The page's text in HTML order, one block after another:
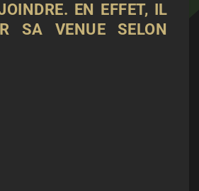
EN EFFET, IL
SA VENUE SELON